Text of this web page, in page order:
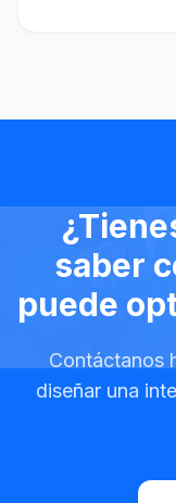
saber
puede
Contáctanos
diseñar una